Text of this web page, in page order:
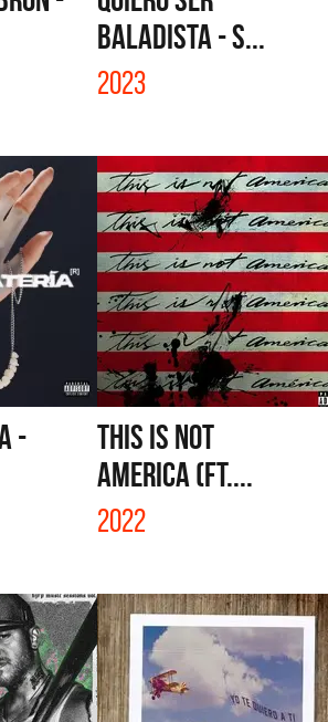
BALADISTA - S...
2023
-
THIS IS NOT
AMERICA (FT....
2022